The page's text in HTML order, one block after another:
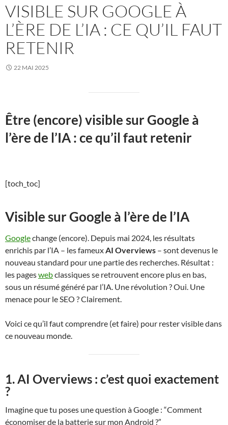
VISIBLE SUR GOOGLE À
L’ÈRE DE L’IA : CE QU’IL FAUT
RETENIR
22 MAI 2025
Être (encore) visible sur Google à
l’ère de l’IA : ce qu’il faut retenir
[toch_toc]
Visible sur Google à l’ère de l’IA
Googlechange (encore). Depuis mai 2024, les résultats
enrichis par l’IA – les fameuxAI Overviews – sont devenus le
nouveau standard pour une partie des recherches. Résultat :
les pageswebclassiques se retrouvent encore plus en bas,
sous un résumé généré par l’IA. Une révolution ? Oui. Une
menace pour le SEO ? Clairement.
Voici ce qu’il faut comprendre (et faire) pour rester visible dans
ce nouveau monde.
1. AI Overviews : c’est quoi exactement
?
Imagine que tu poses une question à Google : “Comment
économiser de la batterie sur mon Android ?”